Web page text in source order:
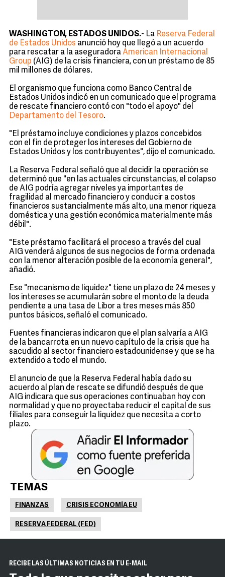
WASHINGTON, ESTADOS UNIDOS.- La Reserva Federal
de Estados Unidos anunció hoy que llegó a un acuerdo
para rescatar a la aseguradoraAmerican Internacional
Group (AIG) de la crisis financiera, con un préstamo de 85
mil millones de dólares.
El organismo que funciona como Banco Central de
Estados Unidos indicó en un comunicado que el programa
de rescate financiero contó con "todo el apoyo" del
Departamento del Tesoro.
"El préstamo incluye condiciones y plazos concebidos
con el fin de proteger los intereses del Gobierno de
Estados Unidos y los contribuyentes", dijo el comunicado.
La Reserva Federal señaló que al decidir la operación se
determinó que "en las actuales circunstancias, el colapso
de AIG podría agregar niveles ya importantes de
fragilidad al mercado financiero y conducir a costos
financieros sustancialmente más alto, una menor riqueza
doméstica y una gestión económica materialmente más
débil".
"Este préstamo facilitará el proceso a través del cual
AIG venderá algunos de sus negocios de forma ordenada
con la menor alteración posible de la economía general",
añadió.
Ese "mecanismo de liquidez" tiene un plazo de 24 meses y
los intereses se acumularán sobre el monto de la deuda
pendiente a una tasa de Libor a tres meses más 850
puntos básicos, señaló el comunicado.
Fuentes financieras indicaron que el plan salvaría a AIG
de la bancarrota en un nuevo capítulo de la crisis que ha
sacudido al sector financiero estadounidense y que se ha
extendido a todo el mundo.
El anuncio de que la Reserva Federal había dado su
acuerdo al plan de rescate se difundió después de que
AIG indicara que sus operaciones continuaban hoy con
normalidad y que no proyectaba reducir el capital de sus
filiales para conseguir la liquidez que necesita a corto
plazo.
TEMAS
FINANZAS CRISIS ECONOMÍA EU
RESERVA FEDERAL (FED)
RECIBE LAS ÚLTIMAS NOTICIAS EN TU E-MAIL